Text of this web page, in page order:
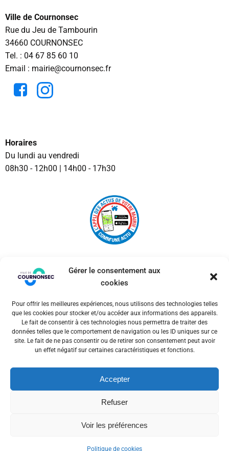
Gérer le consentement aux
cookies
Pour offrir les meilleures expériences, nous utilisons des technologies telles
que les cookies pour stocker et/ou accéder aux informations des appareils.
Le fait de consentir à ces technologies nous permettra de traiter des
données telles que le comportement de navigation ou les ID uniques sur ce
site. Le fait de ne pas consentir ou de retirer son consentement peut avoir
un effet négatif sur certaines caractéristiques et fonctions.
Accepter
Refuser
Voir les préférences
Politique de cookies
Ville de Cournonsec
Rue du Jeu de Tambourin
34660 COURNONSEC
Tel. : 04 67 85 60 10
Email : mairie@cournonsec.fr
Horaires
Du lundi au vendredi
08h30 - 12h00 | 14h00 - 17h30
© 2026 Ville de Cournonsec. Un service proposé par
Comm'un Site
Mentions légales